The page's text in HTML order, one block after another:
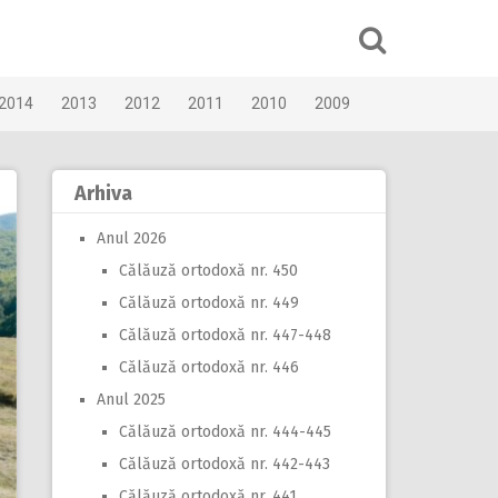
2013 2012 2011 2010 2009
Arhiva
Anul 2026
Călăuză ortodoxă nr. 450
Călăuză ortodoxă nr. 449
Călăuză ortodoxă nr. 447-448
Călăuză ortodoxă nr. 446
Anul 2025
Călăuză ortodoxă nr. 444-445
Călăuză ortodoxă nr. 442-443